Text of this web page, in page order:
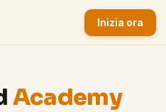
Inizia ora
Academy